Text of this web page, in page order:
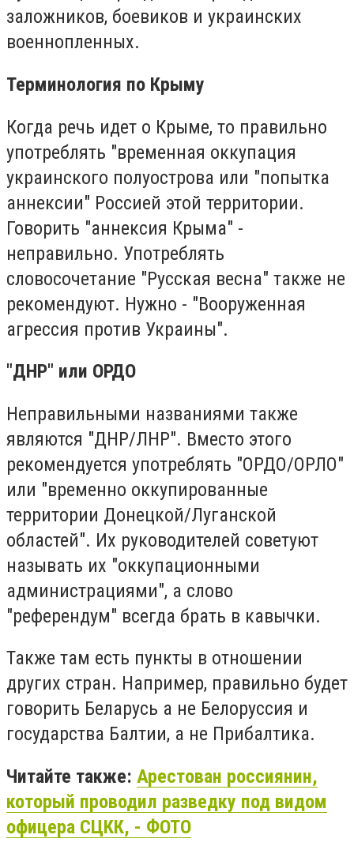
заложников, боевиков и украинских
военнопленных.
Терминология по Крыму
Когда речь идет о Крыме, то правильно
употреблять "временная оккупация
украинского полуострова или "попытка
аннексии" Россией этой территории.
Говорить "аннексия Крыма" -
неправильно. Употреблять
словосочетание "Русская весна" также не
рекомендуют. Нужно - "Вооруженная
агрессия против Украины".
"ДНР" или ОРДО
Неправильными названиями также
являются "ДНР/ЛНР". Вместо этого
рекомендуется употреблять "ОРДО/ОРЛО"
или "временно оккупированные
территории Донецкой/Луганской
областей". Их руководителей советуют
называть их "оккупационными
администрациями", а слово
"референдум" всегда брать в кавычки.
Также там есть пункты в отношении
других стран. Например, правильно будет
говорить Беларусь а не Белоруссия и
государства Балтии, а не Прибалтика.
Читайте также: Арестован россиянин,
который проводил разведку под видом
офицера СЦКК, - ФОТО